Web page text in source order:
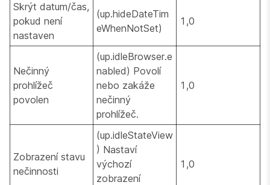
Skrýt datum/čas,
pokud není
nastaven
(up.hideDateTim
eWhenNotSet)
1,0
Nečinný
prohlížeč
povolen
(up.idleBrowser.e
nabled) Povolí
nebo zakáže
nečinný
prohlížeč.
1,0
Zobrazení stavu
nečinnosti
(up.idleStateView
) Nastaví
výchozí
zobrazení
1,0